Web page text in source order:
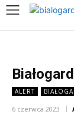
ALERT
6 czerwca 2023